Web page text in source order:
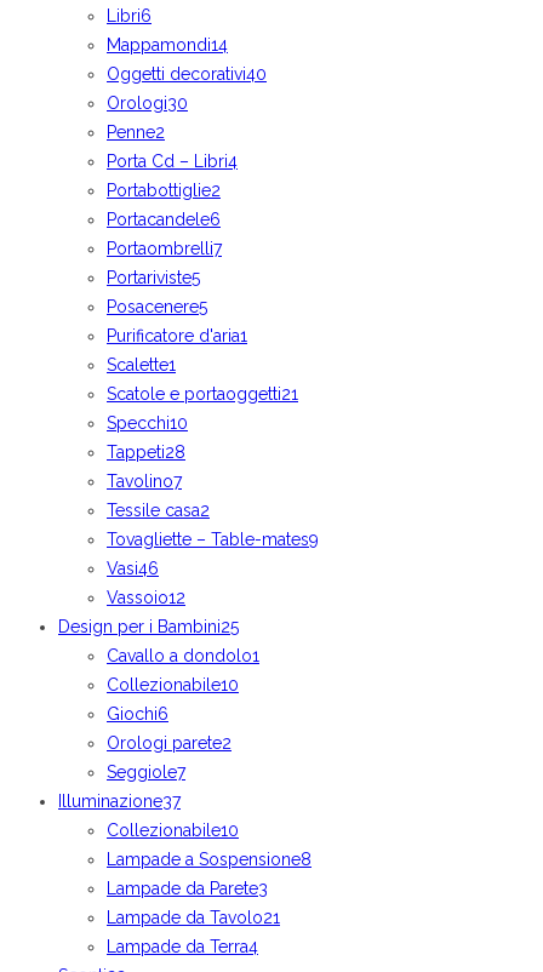
Libri6
Mappamondi14
Oggetti decorativi40
Orologi30
Penne2
Porta Cd – Libri4
Portabottiglie2
Portacandele6
Portaombrelli7
Portariviste5
Posacenere5
Purificatore d'aria1
Scalette1
Scatole e portaoggetti21
Specchi10
Tappeti28
Tavolino7
Tessile casa2
Tovagliette – Table-mates9
Vasi46
Vassoio12
Design per i Bambini25
Cavallo a dondolo1
Collezionabile10
Giochi6
Orologi parete2
Seggiole7
Illuminazione37
Collezionabile10
Lampade a Sospensione8
Lampade da Parete3
Lampade da Tavolo21
Lampade da Terra4